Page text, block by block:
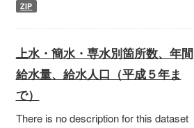
ZIP
上水・簡水・専水別箇所数、年間
給水量、給水人口（平成５年ま
で）
There is no description for this dataset